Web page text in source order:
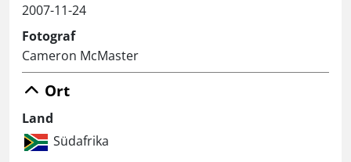
2007-11-24
Fotograf
Cameron McMaster
Ort
Land
Südafrika